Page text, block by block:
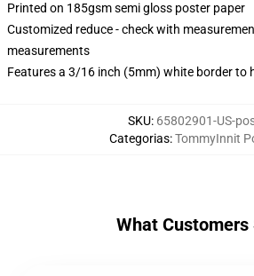
Printed on 185gsm semi gloss poster paper
Customized reduce - check with
measurements
Features a 3/16 inch (5mm) white border to
SKU: 65802901-US-
Categorias:TommyInnit
What Customers